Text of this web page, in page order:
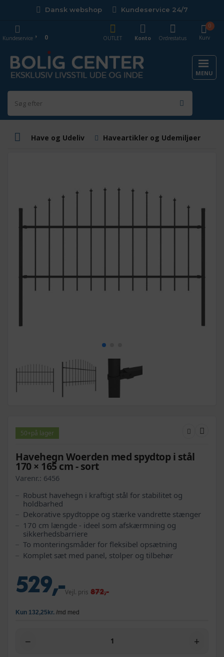
Dansk webshop Kundeservice 24/7
Kurv
0
OUTLET
Konto Ordrestatus
Kundeservice 0
MENU
Have og Udeliv Haveartikler og Udemiljøer
50+på lager
Havehegn Woerden med spydtop i stål
170 × 165 cm - sort
Varenr.: 6456
Robust havehegn i kraftigt stål for stabilitet og
holdbarhed
Dekorative spydtoppe og stærke vandrette stænger
170 cm længde - ideel som afskærmning og
sikkerhedsbarriere
To monteringsmåder for fleksibel opsætning
Komplet sæt med panel, stolper og tilbehør
529,-Vejl. pris 872,-
− +